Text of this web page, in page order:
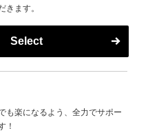
きます。
Select
も楽になるよう、全力でサポー
！